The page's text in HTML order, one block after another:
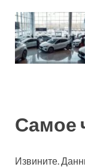
Самое
Извините.